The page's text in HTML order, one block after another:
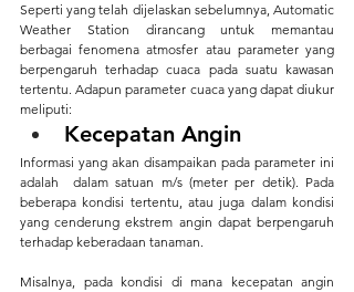
Seperti yang telah dijelaskan sebelumnya, Automatic
Weather Station dirancang untuk memantau
berbagai fenomena atmosfer atau parameter yang
berpengaruh terhadap cuaca pada suatu kawasan
tertentu. Adapun parameter cuaca yang dapat diukur
meliputi:
Kecepatan Angin
Informasi yang akan disampaikan pada parameter ini
adalah  dalam satuan m/s (meter per detik). Pada
beberapa kondisi tertentu, atau juga dalam kondisi
yang cenderung ekstrem angin dapat berpengaruh
terhadap keberadaan tanaman.
Misalnya, pada kondisi di mana kecepatan angin